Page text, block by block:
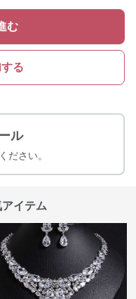
む
る
ル
ださい。
イテム